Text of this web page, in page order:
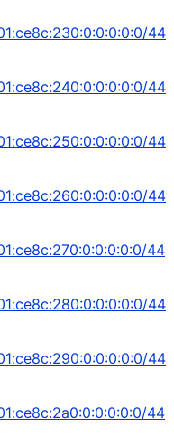
44
44
44
44
44
44
44
44